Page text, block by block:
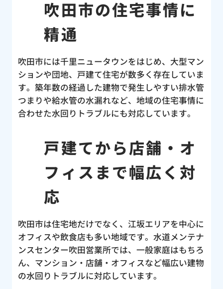
吹田市の住宅事情に
精通
吹田市には千里ニュータウンをはじめ、大型マン
ションや団地、戸建て住宅が数多く存在していま
す。築年数の経過した建物で発生しやすい排水管
つまりや給水管の水漏れなど、地域の住宅事情に
合わせた水回りトラブルにも対応しています。
戸建てから店舗・オ
フィスまで幅広く対
応
吹田市は住宅地だけでなく、江坂エリアを中心に
オフィスや飲食店も多い地域です。水道メンテナ
ンスセンター吹田営業所では、一般家庭はもちろ
ん、マンション・店舗・オフィスなど幅広い建物
の水回りトラブルに対応しています。